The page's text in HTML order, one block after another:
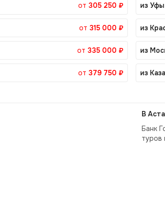
от 305 250 ₽
от 315 000 ₽
от 335 000 ₽
от 379 750 ₽
из Уфы
из
из
из
В
Банк
туров